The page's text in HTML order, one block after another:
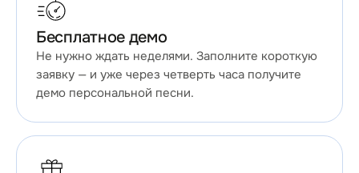
Бесплатное демо
Не нужно ждать неделями. Заполните короткую
заявку — и уже через четверть часа получите
демо персональной песни.